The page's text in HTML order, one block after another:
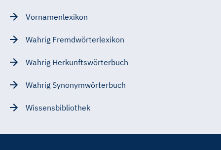
Vornamenlexikon
Wahrig Fremdwörterlexikon
Wahrig Herkunftswörterbuch
Wahrig Synonymwörterbuch
Wissensbibliothek